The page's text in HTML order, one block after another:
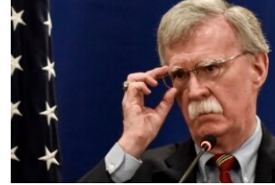
VIDEO
İNFOQRAFIKA
KARIKATURA
RADIO ARXIV
AZƏRBAYCAN ƏDƏBIYYATI KITABXANASI
İSLAM VƏ DEMOKRATIYA
İZ - MƏDƏNIYYƏT PROQRAMI
MISSIYAMIZ
PEŞƏ ETIKASI VƏ JURNALISTIKA STANDARTLARIMIZ
MATERIALLARIMIZDAN ISTIFADƏ
AZADLIQRADIOSU MOBIL TELEFONUNUZDA
RFE/RL-in bütün saytları